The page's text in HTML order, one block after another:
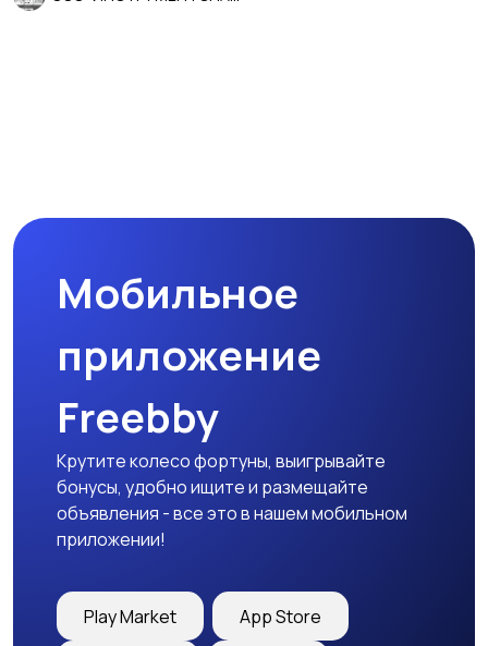
Мобильное
приложение
Freebby
Крутите колесо фортуны, выигрывайте
бонусы, удобно ищите и размещайте
объявления - все это в нашем мобильном
приложении!
Play Market App Store